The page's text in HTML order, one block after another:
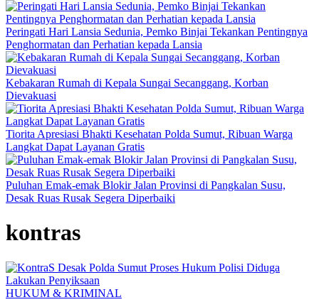
Peringati Hari Lansia Sedunia, Pemko Binjai Tekankan Pentingnya
Penghormatan dan Perhatian kepada Lansia
Kebakaran Rumah di Kepala Sungai Secanggang, Korban
Dievakuasi
Tiorita Apresiasi Bhakti Kesehatan Polda Sumut, Ribuan Warga
Langkat Dapat Layanan Gratis
Puluhan Emak-emak Blokir Jalan Provinsi di Pangkalan Susu,
Desak Ruas Rusak Segera Diperbaiki
kontras
HUKUM & KRIMINAL